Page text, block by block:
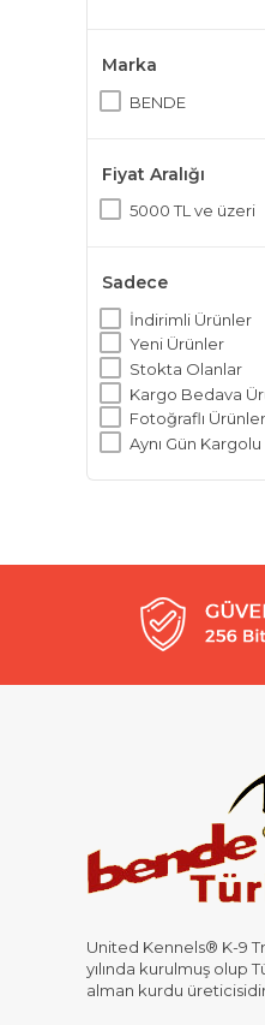
Marka
BENDE
Fiyat Aralığı
5000 TL ve üzeri
Sadece
İndirimli Ürünler
Yeni Ürünler
Stokta Olanlar
Kargo Bedava
Fotoğraflı Ürünler
Aynı Gün
United Kennels® K-9
yılında kurulmuş olup
alman kurdu